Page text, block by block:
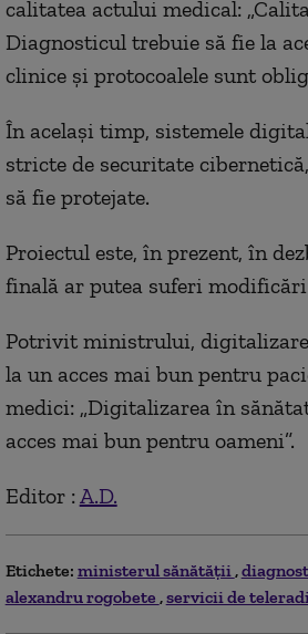
calitatea actului medical:
Diagnosticul trebuie să fie la
clinice și protocoalele sunt
În același timp, sistemele
stricte de securitate
să fie protejate.
Proiectul este, în prezent, în
finală ar putea suferi
Potrivit ministrului,
la un acces mai bun pentru
medici: „Digitalizarea în
acces mai bun pentru oameni”.
Editor : A.D.
Etichete: ministerul sănătăţii
alexandru rogobete servicii de